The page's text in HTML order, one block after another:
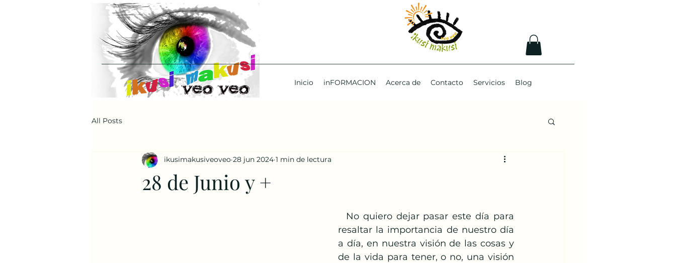
Inicio inFORMACION Acerca de Contacto Servicios Blog
All Posts
28 de Junio y +
ikusimakusiveoveo 28 jun 2024 1 min de lectura
resaltar la importancia de nuestro día
a día, en nuestra visión de las cosas y
de la vida para tener, o no, una visión